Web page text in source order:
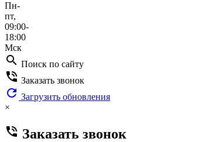
Пн-
пт,
09:00-
18:00
Мск
search Поиск по сайту
phone_in_talk Заказать звонок
refresh Загрузить обновления
×
phone_in_talk Заказать звонок